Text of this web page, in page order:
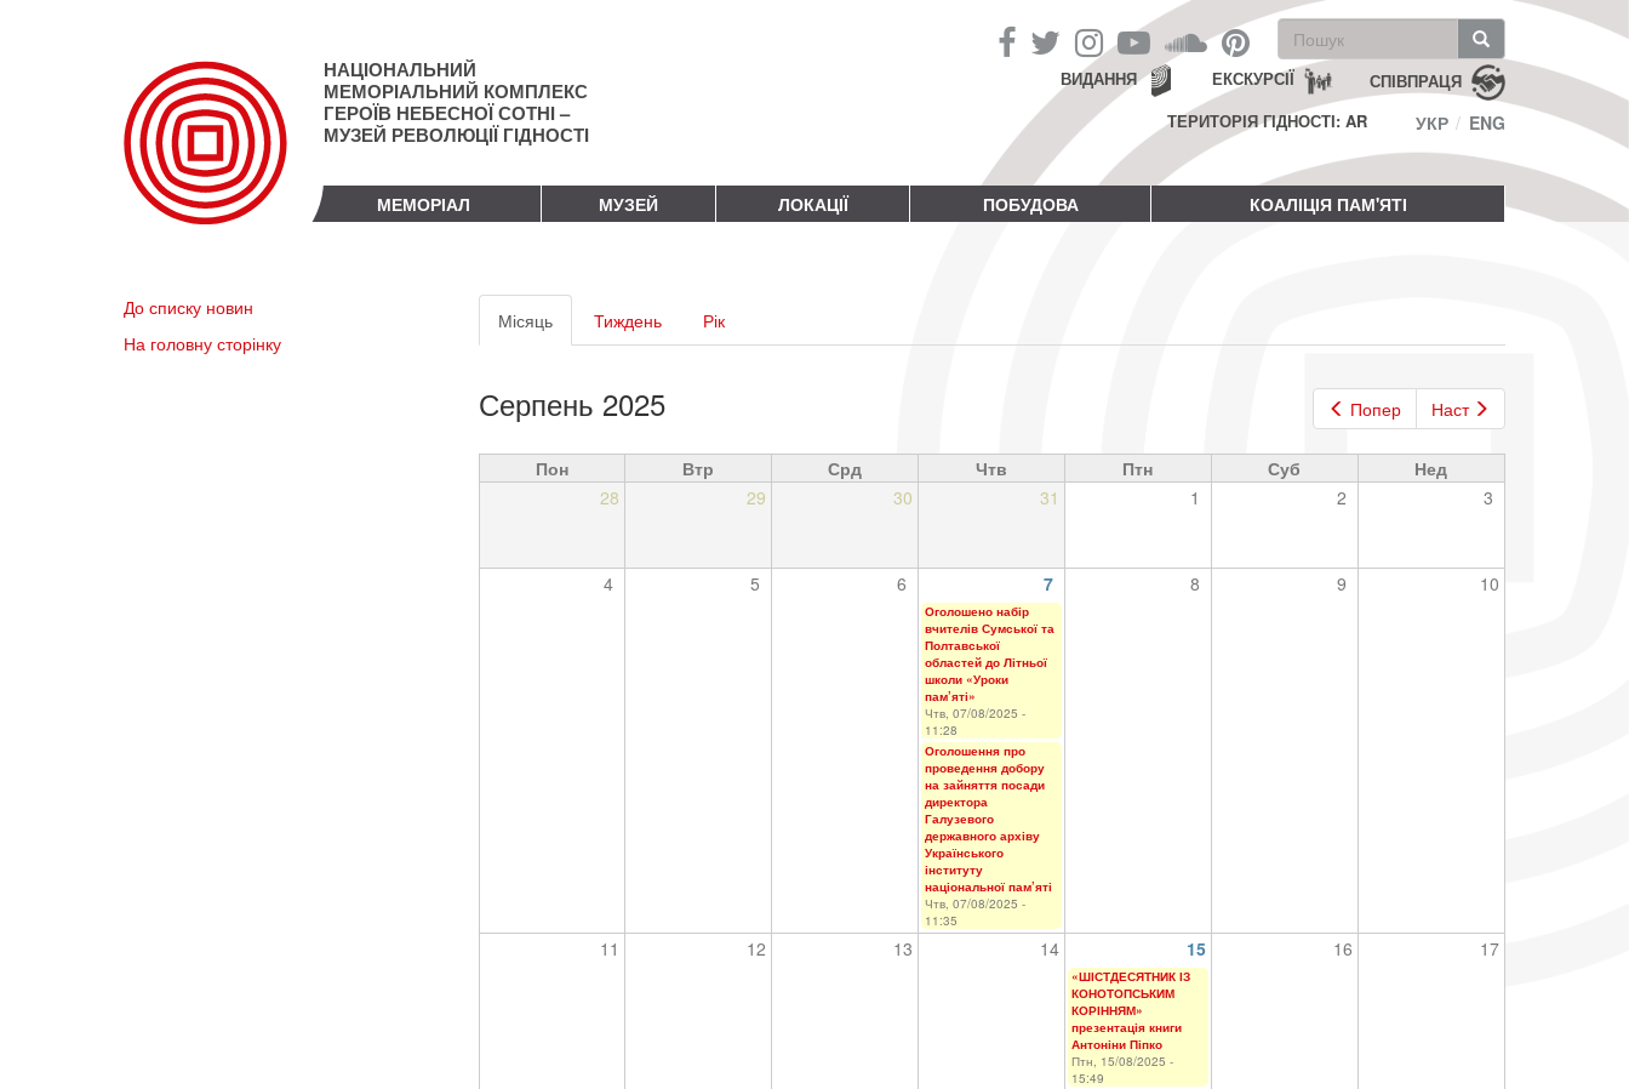
НАЦІОНАЛЬНИЙ
МЕМОРІАЛЬНИЙ КОМПЛЕКС
ГЕРОЇВ НЕБЕСНОЇ СОТНІ –
МУЗЕЙ РЕВОЛЮЦІЇ ГІДНОСТІ
Пошукова
форма
Пошук СПІВПРАЦЯ
ЕКСКУРСІЇ
ВИДАННЯ
ТЕРИТОРІЯ ГІДНОСТІ: AR
УКР ENG
МЕМОРІАЛ МУЗЕЙ ЛОКАЦІЇ ПОБУДОВА КОАЛІЦІЯ ПАМ'ЯТІ
До списку новин
На головну сторінку
Первинні
вкладки
Місяць(активна
вкладка)
Тиждень Рік
Попер Наст
Серпень 2025
Пон Втр Срд Чтв Птн Суб
Нед
28
29 30 31 1 2 3
4 5 6 7 8 9 10
Оголошено набір
вчителів Сумської та
Полтавської
областей до Літньої
школи «Уроки
пам’яті»
Чтв, 07/08/2025 -
11:28
Оголошення про
проведення добору
на зайняття посади
директора
Галузевого
державного архіву
Українського
інституту
національної пам’яті
Чтв, 07/08/2025 -
11:35
11 12 13 14 15 16 17
«ШІСТДЕСЯТНИК ІЗ
КОНОТОПСЬКИМ
КОРІННЯМ»
презентація книги
Антоніни Піпко
Птн, 15/08/2025 -
15:49